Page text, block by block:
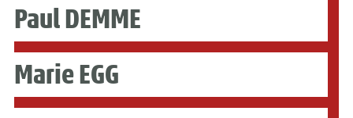
Paul DEMME
Marie EGG